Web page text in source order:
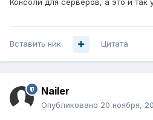
Консоли для серверов, а это и так
Вставить ник Цитата
Nailer
Опубликовано 20 ноября,